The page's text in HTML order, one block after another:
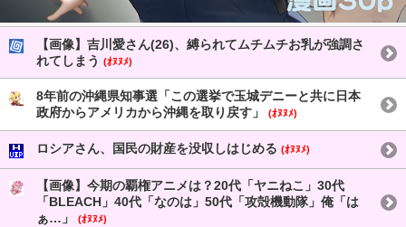
【画像】吉川愛さん(26)、縛られてムチムチお乳が強調さ
れてしまう (ｵﾇﾇﾒ)
8年前の沖縄県知事選「この選挙で玉城デニーと共に日本
政府からアメリカから沖縄を取り戻す」
(ｵﾇﾇﾒ)
ロシアさん、国民の財産を没収しはじめる (ｵﾇﾇﾒ)
【画像】今期の覇権アニメは？20代「ヤニねこ」30代
「BLEACH」40代「なのは」50代「攻殻機動隊」俺「は
ぁ…」
(ｵﾇﾇﾒ)